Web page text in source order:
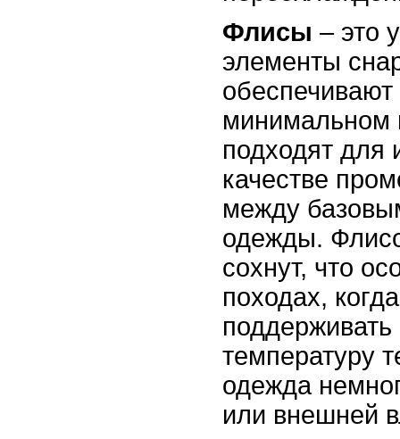
Флисы – это
элементы
минимальном
подходят для
качестве
между
одежды.
сохнут, что
походах,
температуру
одежда
или внешней